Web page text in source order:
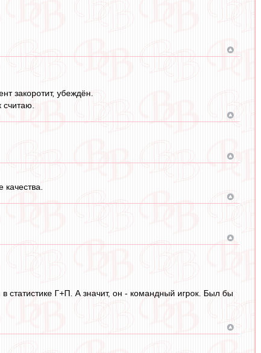
закоротит, убеждён.
качества.
Г+П. А значит, он - командный игрок. Был бы